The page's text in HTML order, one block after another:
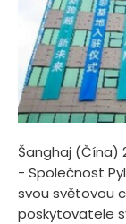
Šanghaj (Čína)
- Společnost
svou světovou
poskytovatele